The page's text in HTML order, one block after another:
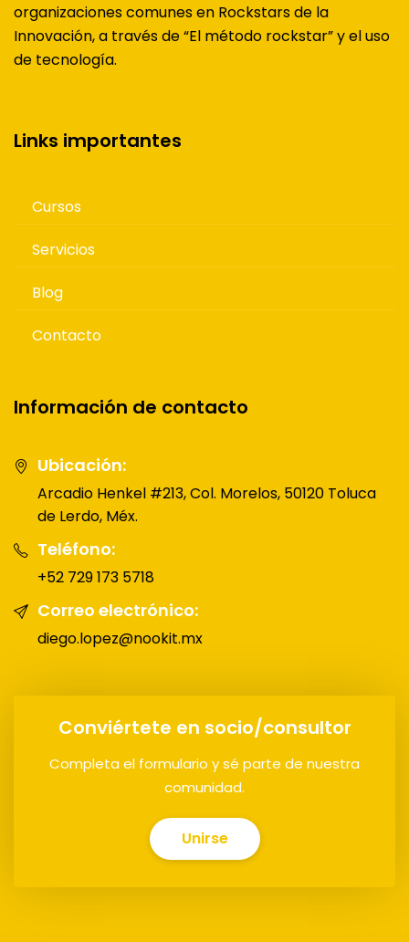
organizaciones comunes en Rockstars de la
Innovación, a través de “El método rockstar” y el uso
de tecnología.
Links importantes
Cursos
Servicios
Blog
Contacto
Información de contacto
Ubicación:
Arcadio Henkel #213, Col. Morelos, 50120 Toluca
de Lerdo, Méx.
Teléfono:
+52 729 173 5718
Correo electrónico:
diego.lopez@nookit.mx
Conviértete en socio/consultor
Completa el formulario y sé parte de nuestra
comunidad.
Unirse